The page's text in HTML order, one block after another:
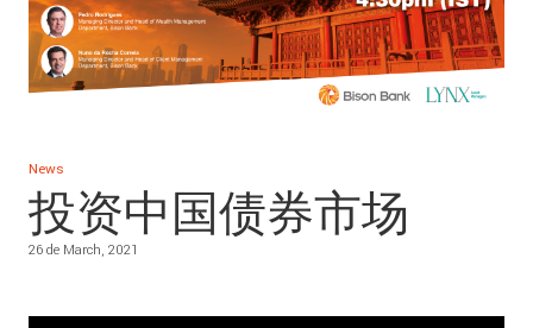
News
投资中国债券市场
26 de March, 2021